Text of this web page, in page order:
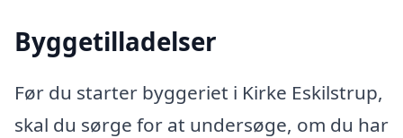
Byggetilladelser
Før du starter byggeriet i Kirke Eskilstrup,
skal du sørge for at undersøge, om du har